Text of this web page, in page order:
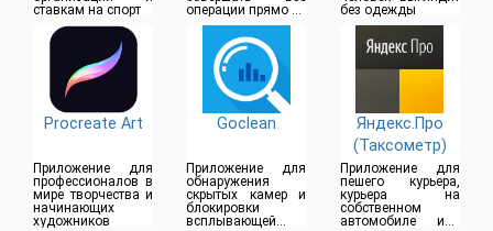
ставкам на спорт
операции прямо из
дома
без одежды
Procreate Art
Приложение для
профессионалов в
мире творчества и
начинающих
художников
Goclean
Приложение для
обнаружения
скрытых камер и
блокировки
всплывающей
Яндекс.Про
(Таксометр)
Приложение для
пешего курьера,
курьера на
собственном
автомобиле или